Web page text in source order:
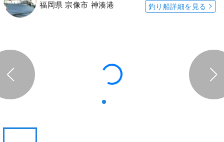
福岡県 宗像市 神湊港 釣り船詳細を見る